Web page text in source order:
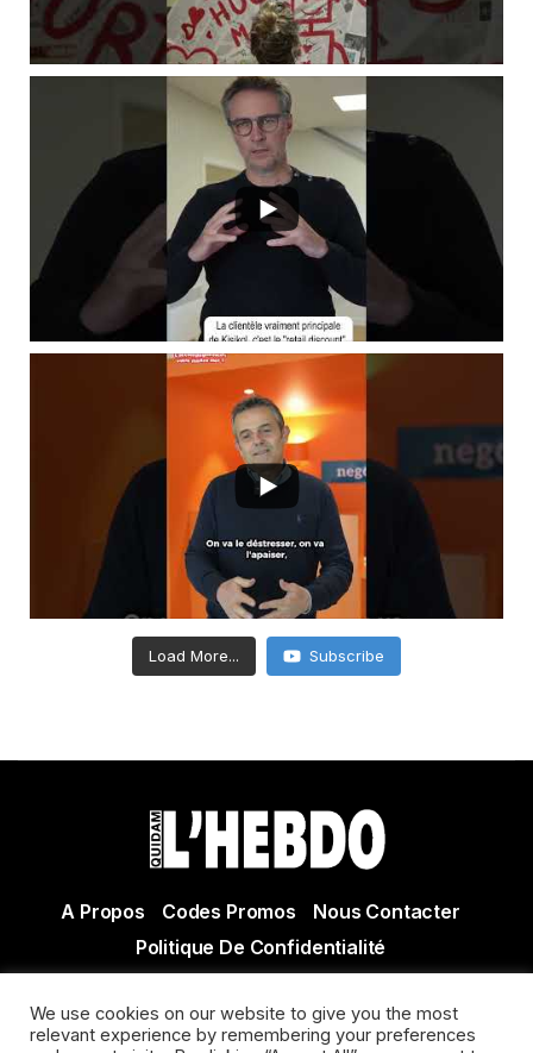
Load More... Subscribe
A Propos Codes Promos
Nous Contacter
Politique De Confidentialité
Actualité Agen - Actualité en lot et Garonne - Actualité
We use cookies on our website to give you the most
relevant experience by remembering your preferences